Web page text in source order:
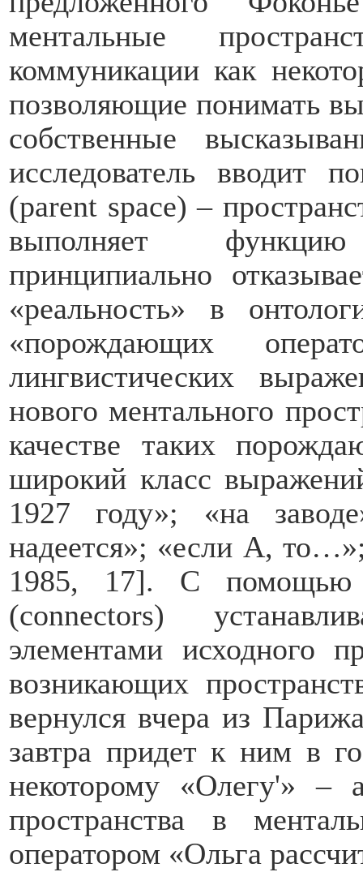
ментальные
коммуникации как
позволяющие понимать
собственные
исследователь вводит
(parent space) –
выполняет
принципиально
«реальность» в
«порождающих
лингвистических
нового ментального
качестве таких
широкий класс
1927 году»; «на
надеется»; «если А,
1985, 17]. С помощью
(connectors)
элементами исходного
возникающих
вернулся вчера из
завтра придет к ним в
некоторому «Олегу'» –
пространства в
оператором «Ольга